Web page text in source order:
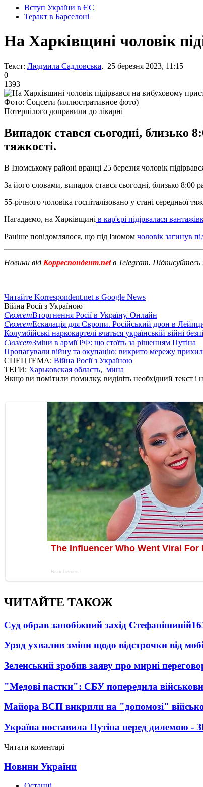
Вступ України в ЄС
Теракт в Барселоні
На Харківщині чоловік
Текст: Людмила Садловська, 25 березня 2023, 11:15
0
1393
Фото: Соцсети (иллюстративное фото)
Потерпілого доправили до лікарні
Випадок стався сьогодні, близько
тяжкості.
В Ізюмському районі вранці 25 березня чоловік
За його словами, випадок стався сьогодні, близько 8:00
55-річного чоловіка госпіталізовано у стані середньої
Нагадаємо, на Харківщині в кар'єрі підірвалася
Раніше повідомлялося, що під Ізюмом чоловік загинув
Новини від Корреспондент.netв Telegram.
Читайте Korrespondent.net в Google News
Війна Росії з Україною
СюжетВторгнення Росії в Україну. Онлайн
СюжетЕскалація для Європи. Російський дрон в
Колумбійські наркокартелі вчаться українській війні
СюжетЗміни в армії РФ: що стоїть за рішенням Путіна
Пропагували війну та окупацію: викрито мережу
СПЕЦТЕМА: Війна Росії з Україною
ТЕГИ: Харьковская область, мина
Якщо ви помітили помилку, виділіть необхідний текст
ЧИТАЙТЕ ТАКОЖ
Суд обрав запобіжний захід Стефанішиній
Уряд ухвалив зміни щодо відстрочки від
Зеленський зробив заяву про мирні
"Медові пастки": СБУ попередила
Майора ВСП викрили на "допомозі"
Україна поставила Путіна перед дилемою -
Читати коментарі
Новини України